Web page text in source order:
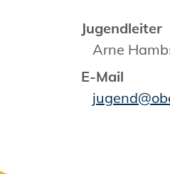
Jugendleiter
Arne
E-Mail